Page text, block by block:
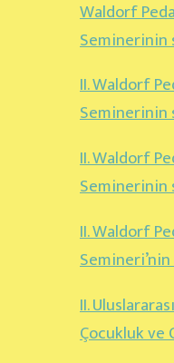
Waldorf
Seminerinin
II. Waldorf
Seminerinin
II. Waldorf
Seminerinin
II. Waldorf
Semineri’nin
II.
Çocukluk ve